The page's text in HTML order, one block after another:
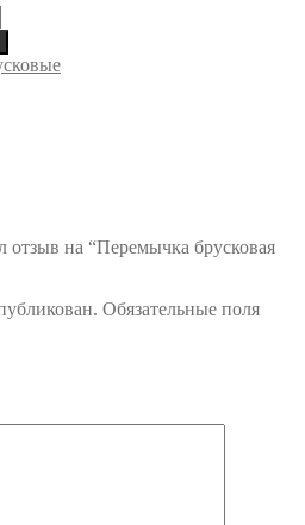
отзыв на “Перемычка брусковая
Обязательные поля